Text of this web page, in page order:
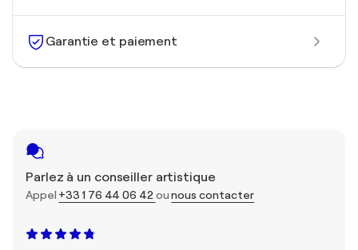
Garantie et paiement
Parlez à un conseiller artistique
Appel +33 1 76 44 06 42 ounous contacter